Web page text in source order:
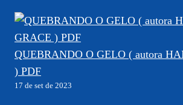
QUEBRANDO O GELO ( autora
) PDF
17 de set de 2023